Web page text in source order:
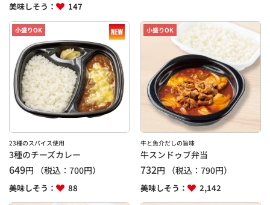
美味しそう： 147
小盛りOK
23種のスパイス使用
3種のチーズカレー
649円 （税込： 700円）
美味しそう： 88
小盛りOK
牛と魚介だしの旨味
牛スンドゥブ弁当
732円 （税込：790円）
美味しそう： 2,142